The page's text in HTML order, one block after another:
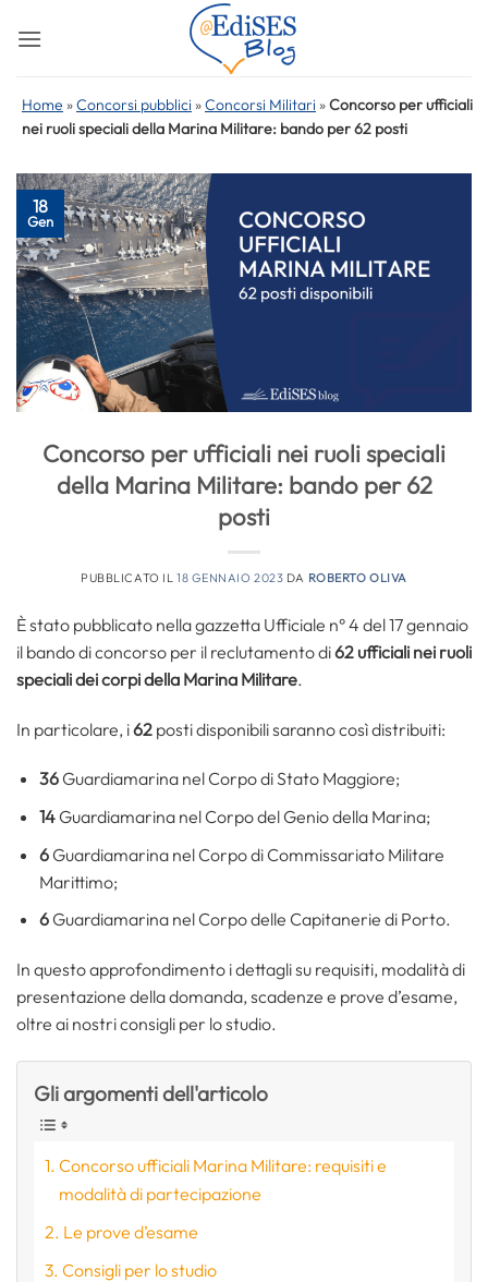
Home »Concorsi pubblici »Concorsi Militari »Concorso per ufficiali
nei ruoli speciali della Marina Militare: bando per 62 posti
18
Gen
Concorso per ufficiali nei ruoli speciali
della Marina Militare: bando per 62
posti
PUBBLICATO IL 18 GENNAIO 2023 DA ROBERTO OLIVA
È stato pubblicato nella gazzetta Ufficiale n° 4 del 17 gennaio
il bando di concorso per il reclutamento di62 ufficiali nei ruoli
speciali dei corpi della Marina Militare.
In particolare, i62 posti disponibili saranno così distribuiti:
36Guardiamarina nel Corpo di Stato Maggiore;
14Guardiamarina nel Corpo del Genio della Marina;
6Guardiamarina nel Corpo di Commissariato Militare
Marittimo;
6Guardiamarina nel Corpo delle Capitanerie di Porto.
In questo approfondimento i dettagli su requisiti, modalità di
presentazione della domanda, scadenze e prove d’esame,
oltre ai nostri consigli per lo studio.
Gli argomenti dell'articolo
Concorso ufficiali Marina Militare: requisiti e
modalità di partecipazione
Le prove d’esame
Consigli per lo studio